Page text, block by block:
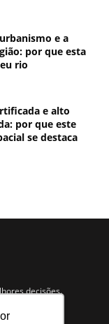
e a
por que esta
rio
e alto
por que este
se destaca
decisões.